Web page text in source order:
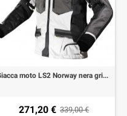
Giacca moto LS2 Norway nera grigia gialla
271,20 € 339,00 €